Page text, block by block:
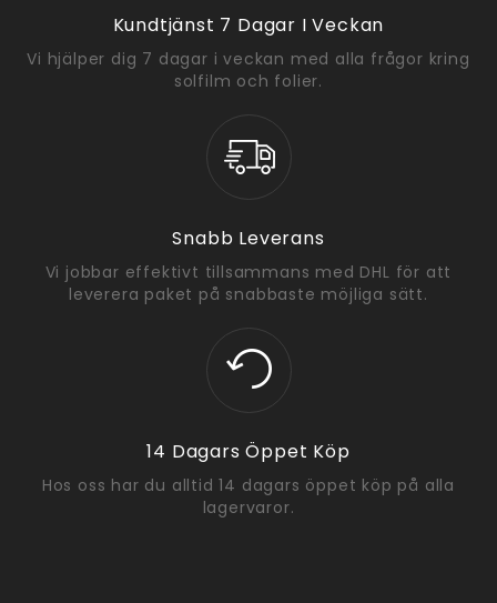
Kundtjänst 7 Dagar I Veckan
Vi hjälper dig 7 dagar i veckan med alla frågor kring
solfilm och folier.
Snabb Leverans
Vi jobbar effektivt tillsammans med DHL för att
leverera paket på snabbaste möjliga sätt.
14 Dagars Öppet Köp
Hos oss har du alltid 14 dagars öppet köp på alla
lagervaror.